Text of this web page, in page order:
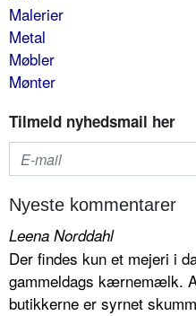
Malerier
Metal
Møbler
Mønter
Tilmeld nyhedsmail her
Nyeste kommentarer
Leena Norddahl
Der findes kun et mejeri i
gammeldags kærnemælk.
butikkerne er syrnet